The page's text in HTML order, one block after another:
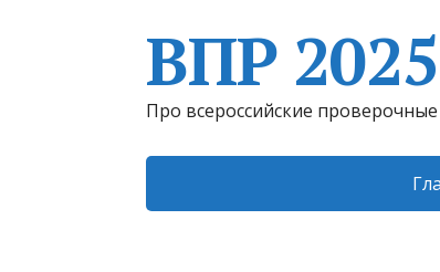
ВПР 2025
Про всероссийские